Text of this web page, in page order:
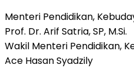
Menteri Pendidikan,
Prof. Dr. Arif Satria, SP, M.Si.
Wakil Menteri Pendidikan,
Ace Hasan Syadzily